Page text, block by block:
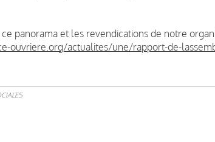
panorama et les revendications de notre
ouvriere.org/actualites/une/rapport-de-